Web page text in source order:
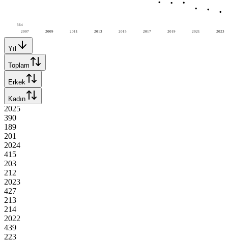
2007 2009 2011 2013 2015 2017 2019 2021 2023
364
Yıl
Toplam
Erkek
Kadın
2025
390
189
201
2024
415
203
212
2023
427
213
214
2022
439
223